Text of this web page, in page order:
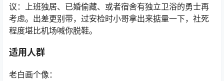
议：上班独居、已婚偷藏、或者宿舍有独立卫浴的勇士再
考虑。出差更别带，过安检时小哥拿出来掂量一下，社死
程度堪比机场喊你脱鞋。
适用人群
老白画个像：